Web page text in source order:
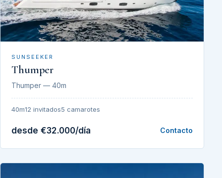
SUNSEEKER
Thumper
Thumper — 40m
40m12 invitados5 camarotes
desde €32.000/día Contacto